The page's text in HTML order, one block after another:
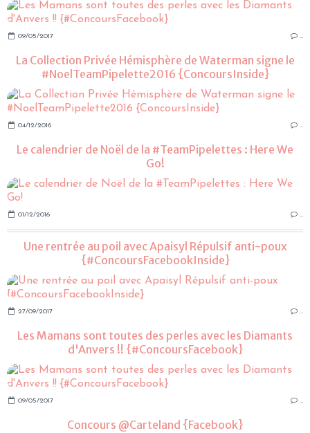
09/05/2017 …
La Collection Privée Hémisphère de Waterman signe le
#NoelTeamPipelette2016 {ConcoursInside}
04/12/2016 …
Le calendrier de Noël de la #TeamPipelettes : Here We
Go!
01/12/2016 …
Une rentrée au poil avec Apaisyl Répulsif anti-poux
{#ConcoursFacebookInside}
27/09/2017 …
Les Mamans sont toutes des perles avec les Diamants
d'Anvers !! {#ConcoursFacebook}
09/05/2017 …
Concours @Carteland {Facebook}